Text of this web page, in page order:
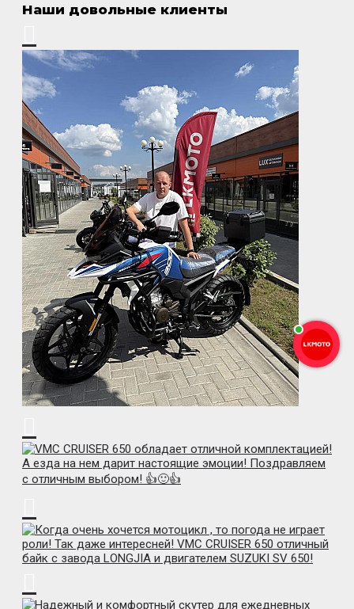
Наши довольные клиенты